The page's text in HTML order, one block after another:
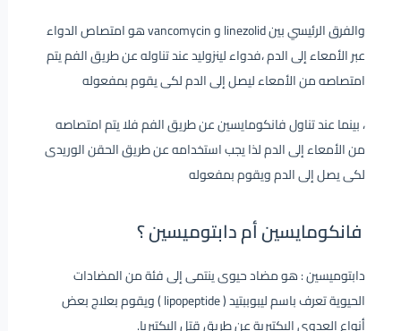
والفرق الرئيسي بين linezolid و vancomycin هو امتصاص الدواء
عبر الأمعاء إلى الدم ،فدواء لينزوليد عند تناوله عن طريق الفم يتم
امتصاصه من الأمعاء ليصل إلى الدم لكى يقوم بمفعوله
، بينما عند تناول فانكومايسين عن طريق الفم فلا يتم امتصاصه
من الأمعاء إلى الدم لذا يجب استخدامه عن طريق الحقن الوريدى
لكى يصل إلى الدم ويقوم بمفعوله
فانكومايسين أم دابتوميسين ؟
دابتوميسين : هو مضاد حيوى ينتمى إلى فئة من المضادات
الحيوية تعرف باسم ليبوببتيد ( lipopeptide ) ويقوم بعلاج بعض
أنواع العدوى البكتيرية عن طريق قتل البكتيريا.